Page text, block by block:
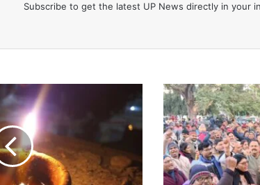
Subscribe to get the latest UP News directly in your
डि
जि
टा
इ
जे
श
न